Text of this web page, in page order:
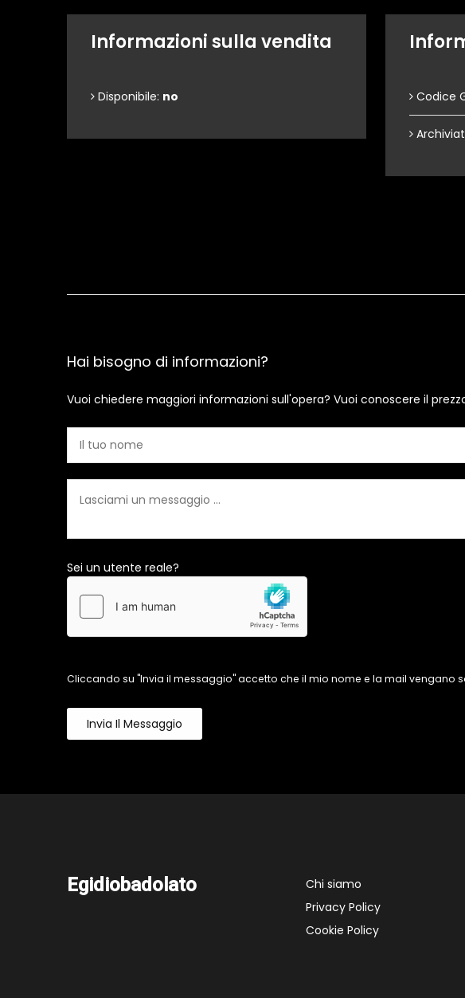
Informazioni sulla vendita
Disponibile: no Codice
Hai bisogno di informazioni?
Vuoi chiedere maggiori informazioni sull'opera? Vuoi conoscere il
Sei un utente reale?
Cliccando su "Invia il messaggio" accetto che il mio nome e la mail vengano
Invia Il Messaggio
Egidiobadolato
Chi siamo
Privacy Policy
Cookie Policy